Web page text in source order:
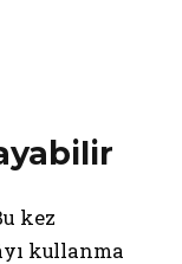
kez
kullanma